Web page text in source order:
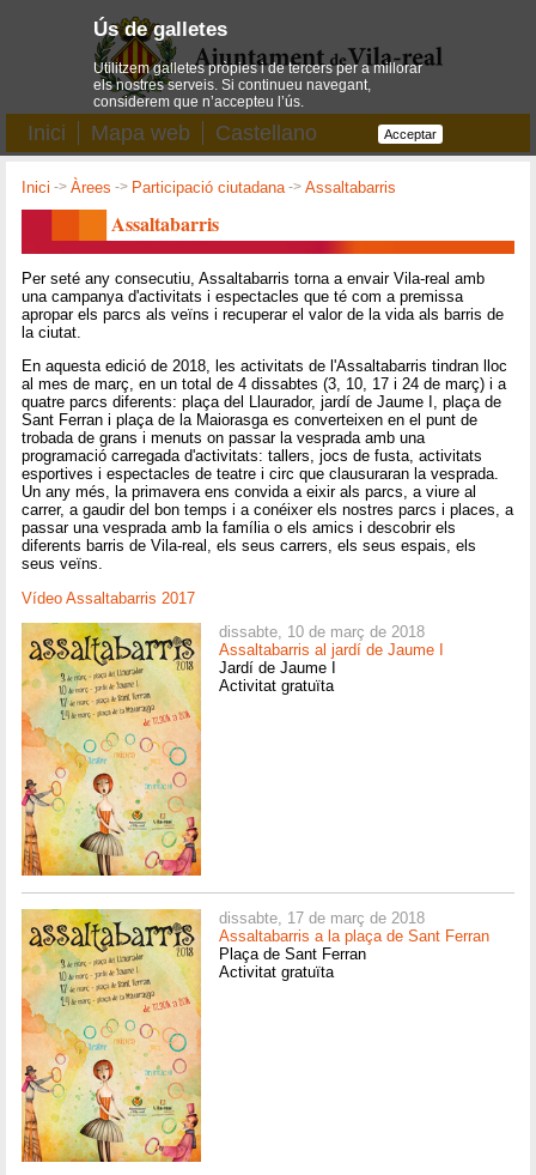
Inici Mapa web Castellano
Inici ->Àrees -> Participació ciutadana->Assaltabarris
Assaltabarris
Per seté any consecutiu, Assaltabarris torna a envair Vila-real amb
una campanya d'activitats i espectacles que té com a premissa
apropar els parcs als veïns i recuperar el valor de la vida als barris de
la ciutat.
En aquesta edició de 2018, les activitats de l'Assaltabarris tindran lloc
al mes de març, en un total de 4 dissabtes (3, 10, 17 i 24 de març) i a
quatre parcs diferents: plaça del Llaurador, jardí de Jaume I, plaça de
Sant Ferran i plaça de la Maiorasga es converteixen en el punt de
trobada de grans i menuts on passar la vesprada amb una
programació carregada d'activitats: tallers, jocs de fusta, activitats
esportives i espectacles de teatre i circ que clausuraran la vesprada.
Un any més, la primavera ens convida a eixir als parcs, a viure al
carrer, a gaudir del bon temps i a conéixer els nostres parcs i places, a
passar una vesprada amb la família o els amics i descobrir els
diferents barris de Vila-real, els seus carrers, els seus espais, els
seus veïns.
Vídeo Assaltabarris 2017
dissabte, 10 de març de 2018
Assaltabarris al jardí de Jaume I
Jardí de Jaume I
Activitat gratuïta
dissabte, 17 de març de 2018
Assaltabarris a la plaça de Sant Ferran
Plaça de Sant Ferran
Activitat gratuïta
Ús de galletes
Utilitzem galletes pròpies i de tercers per a millorar
els nostres serveis. Si continueu navegant,
considerem que n’accepteu l’ús.
Acceptar